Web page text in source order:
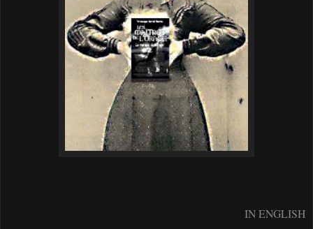
IN ENGLISH